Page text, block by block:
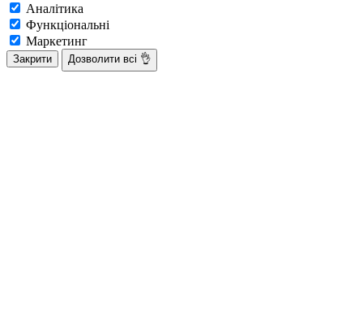
Аналітика
Функціональні
Маркетинг
Закрити Дозволити всі 👌